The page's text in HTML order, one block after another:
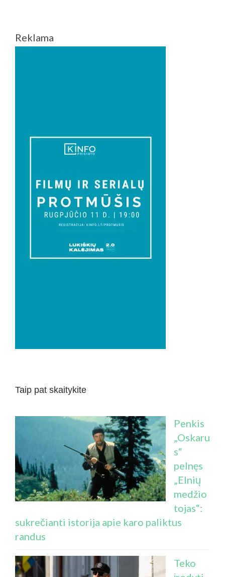
Reklama
Taip pat skaitykite
Penkis
„Oskaru
s“
pelnęs
„Elnių
medžio
tojas“:
sukrečianti istorija apie karo paliktus
randus
Teko